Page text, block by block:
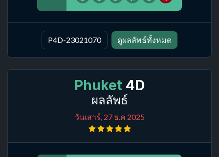
P4D-23021070 ดูผลลัพธ์ทั้งหมด
Phuket 4D
ผลลัพธ์
วันเสาร์, 27 ธ.ค 2025